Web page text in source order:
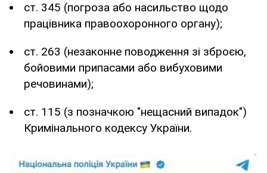
ст. 345 (погроза або насильство щодо
працівника правоохоронного органу);
ст. 263 (незаконне поводження зі зброєю,
бойовими припасами або вибуховими
речовинами);
ст. 115 (з позначкою "нещасний випадок")
Кримінального кодексу України.